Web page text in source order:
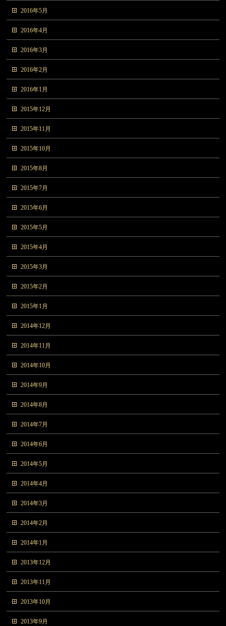
2016年5月
2016年4月
2016年3月
2016年2月
2016年1月
2015年12月
2015年11月
2015年10月
2015年8月
2015年7月
2015年6月
2015年5月
2015年4月
2015年3月
2015年2月
2015年1月
2014年12月
2014年11月
2014年10月
2014年9月
2014年8月
2014年7月
2014年6月
2014年5月
2014年4月
2014年3月
2014年2月
2014年1月
2013年12月
2013年11月
2013年10月
2013年9月